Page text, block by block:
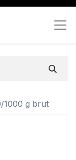
1000 g brut